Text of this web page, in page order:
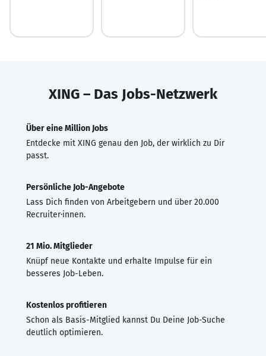
XING – Das Jobs-Netzwerk
Über eine Million Jobs
Entdecke mit XING genau den Job, der wirklich zu Dir
passt.
Persönliche Job-Angebote
Lass Dich finden von Arbeitgebern und über 20.000
Recruiter·innen.
21 Mio. Mitglieder
Knüpf neue Kontakte und erhalte Impulse für ein
besseres Job-Leben.
Kostenlos profitieren
Schon als Basis-Mitglied kannst Du Deine Job-Suche
deutlich optimieren.